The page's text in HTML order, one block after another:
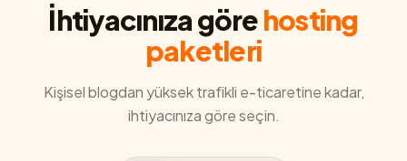
İhtiyacınıza görehosting
paketleri
Kişisel blogdan yüksek trafikli e-ticaretine kadar,
ihtiyacınıza göre seçin.